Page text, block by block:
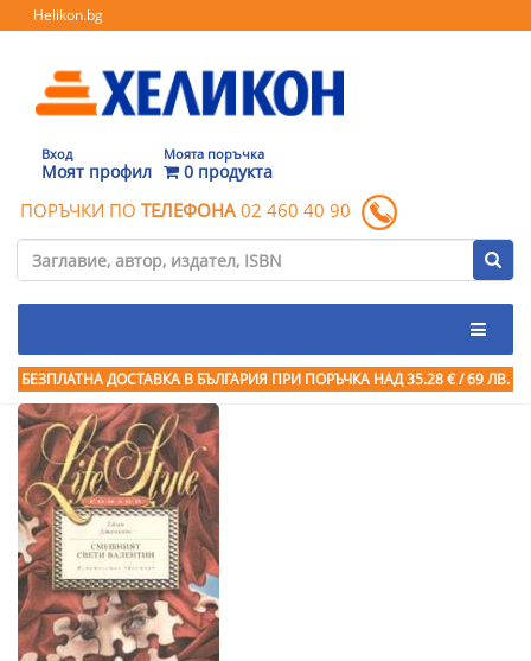
Helikon.bg
Вход
Моят профил
Моята поръчка
0 продукта
ПОРЪЧКИ ПО ТЕЛЕФОНА 02 460 40 90
БЕЗПЛАТНА ДОСТАВКА В БЪЛГАРИЯ ПРИ ПОРЪЧКА НАД 35.28 € / 69 ЛВ.